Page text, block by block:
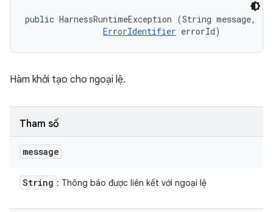
public HarnessRuntimeException (String message,
ErrorIdentifier errorId)
Hàm khởi tạo cho ngoại lệ.
Tham số
message
String : Thông báo được liên kết với ngoại lệ